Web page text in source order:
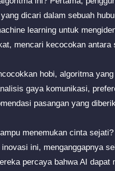
dicari dalam sebuah
learning untuk
mencari kecocokan
hobi, algoritma
gaya komunikasi,
pasangan yang
menemukan cinta
ini, menganggapnya
percaya bahwa AI